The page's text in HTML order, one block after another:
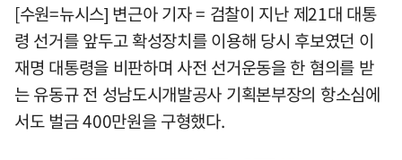
[수원=뉴시스] 변근아 기자 = 검찰이 지난 제21대 대통
령 선거를 앞두고 확성장치를 이용해 당시 후보였던 이
재명 대통령을 비판하며 사전 선거운동을 한 혐의를 받
는 유동규 전 성남도시개발공사 기획본부장의 항소심에
서도 벌금 400만원을 구형했다.